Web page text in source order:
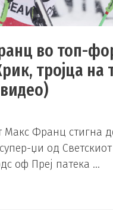
во топ-
тројца на
Макс Франц стигна
џи од
оф Преј патека …